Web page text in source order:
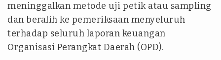
meninggalkan metode uji petik atau sampling
dan beralih ke pemeriksaan menyeluruh
terhadap seluruh laporan keuangan
Organisasi Perangkat Daerah (OPD).